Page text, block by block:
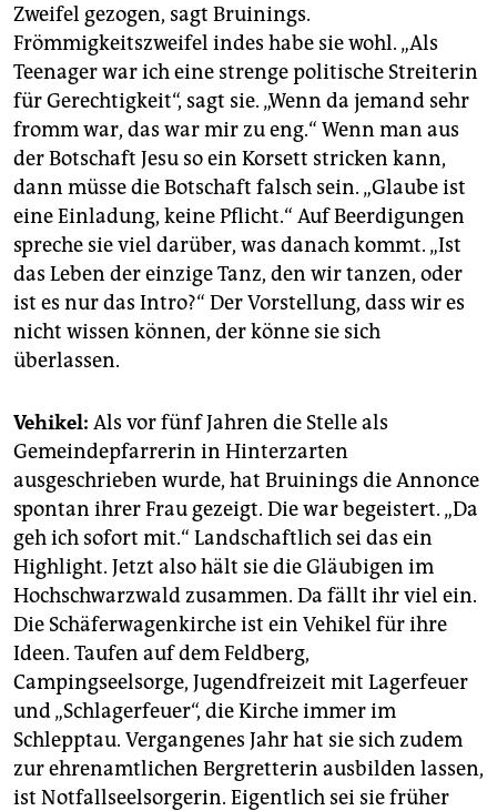
Zweifel gezogen, sagt Bruinings.
Frömmigkeitszweifel indes habe sie wohl. „Als
Teenager war ich eine strenge politische Streiterin
für Gerechtigkeit“, sagt sie. „Wenn da jemand sehr
fromm war, das war mir zu eng.“ Wenn man aus
der Botschaft Jesu so ein Korsett stricken kann,
dann müsse die Botschaft falsch sein. „Glaube ist
eine Einladung, keine Pflicht.“ Auf Beerdigungen
spreche sie viel darüber, was danach kommt. „Ist
das Leben der einzige Tanz, den wir tanzen, oder
ist es nur das Intro?“ Der Vorstellung, dass wir es
nicht wissen können, der könne sie sich
überlassen.
Vehikel: Als vor fünf Jahren die Stelle als
Gemeindepfarrerin in Hinterzarten
ausgeschrieben wurde, hat Bruinings die Annonce
spontan ihrer Frau gezeigt. Die war begeistert. „Da
geh ich sofort mit.“ Landschaftlich sei das ein
Highlight. Jetzt also hält sie die Gläubigen im
Hochschwarzwald zusammen. Da fällt ihr viel ein.
Die Schäferwagenkirche ist ein Vehikel für ihre
Ideen. Taufen auf dem Feldberg,
Campingseelsorge, Jugendfreizeit mit Lagerfeuer
und „Schlagerfeuer“, die Kirche immer im
Schlepptau. Vergangenes Jahr hat sie sich zudem
zur ehrenamtlichen Bergretterin ausbilden lassen,
ist Notfallseelsorgerin. Eigentlich sei sie früher